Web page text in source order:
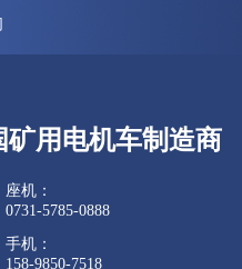
矿用电机车制造商
座机：
0731-5785-0888
手机：
158-9850-7518